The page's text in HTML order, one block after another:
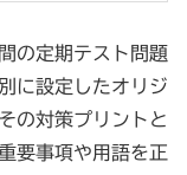
の定期テスト問題
に設定したオリジ
の対策プリントと
要事項や用語を正